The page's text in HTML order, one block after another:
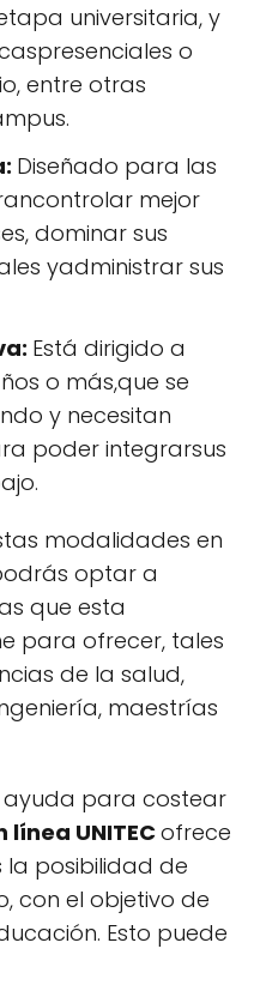
universitaria, y
o
entre otras
Diseñado para las
mejor
dominar sus
yadministrar sus
Está dirigido a
o más,que se
y necesitan
poder integrarsus
modalidades en
optar a
que esta
para ofrecer, tales
de la salud,
maestrías
ayuda para costear
línea UNITECofrece
la posibilidad de
con el objetivo de
Esto puede